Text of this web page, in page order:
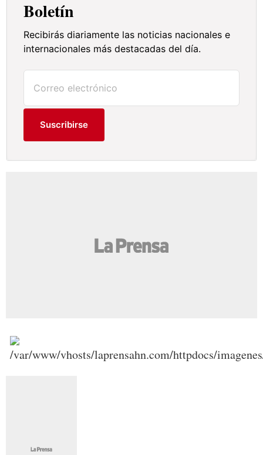
Boletín
Recibirás diariamente las noticias nacionales e
internacionales más destacadas del día.
Suscribirse